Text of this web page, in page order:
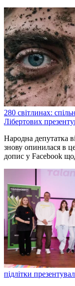
280 світлинах:
Лібертових
Народна депутатка
знову опинилася в
допис у Facebook
підлітки